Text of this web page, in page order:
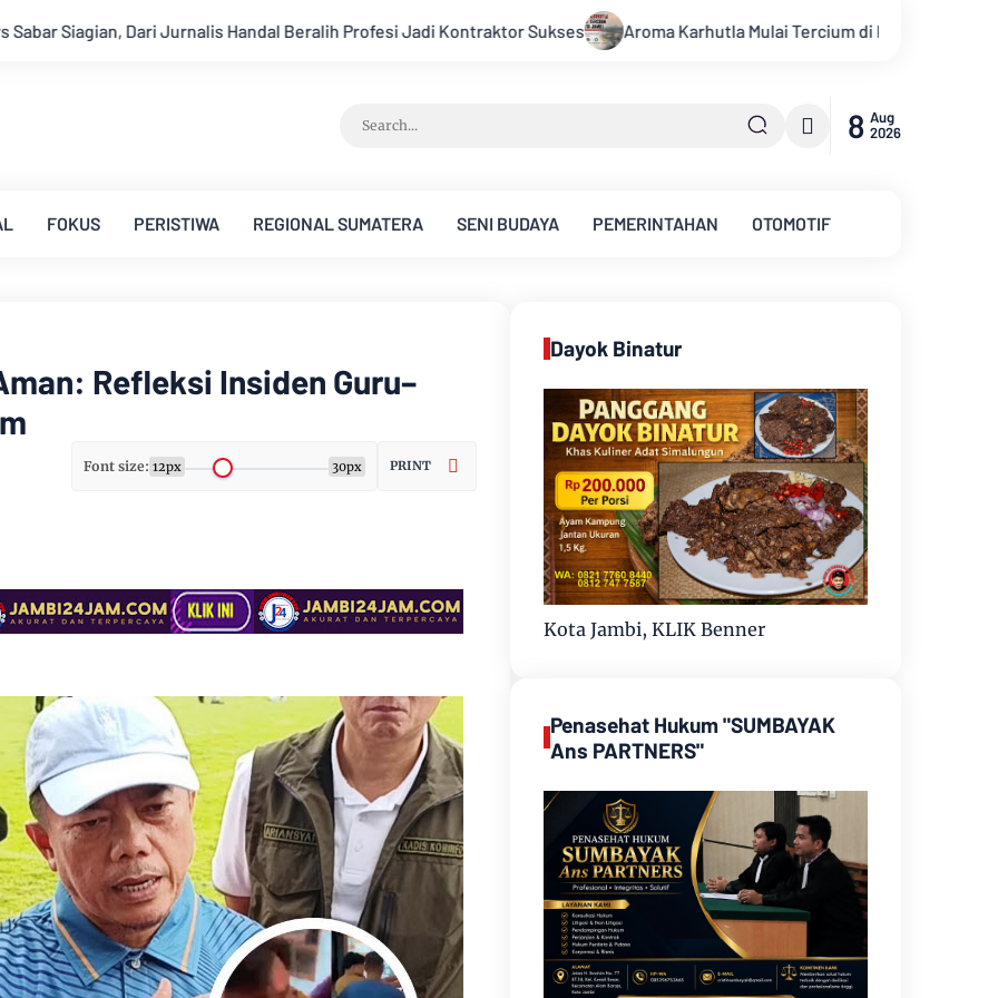
Profesi Jadi Kontraktor Sukses Aroma Karhutla Mulai Tercium di Kota Jambi, Warga Diminta Waspada Hadapi Puncak
8 Aug
2026
FOKUS PERISTIWA REGIONAL SUMATERA SENI BUDAYA PEMERINTAHAN OTOMOTIF
Refleksi Insiden Guru–
Font size: 12px 30px PRINT
Dayok Binatur
Kota Jambi, KLIK Benner
Penasehat Hukum "SUMBAYAK
Ans PARTNERS"